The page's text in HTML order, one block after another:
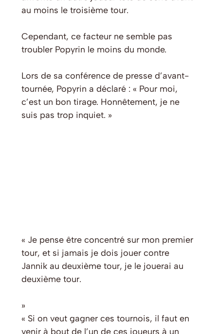
au moins le troisième tour.
Cependant, ce facteur ne semble pas
troubler Popyrin le moins du monde.
Lors de sa conférence de presse d’avant-
tournée, Popyrin a déclaré : « Pour moi,
c’est un bon tirage. Honnêtement, je ne
suis pas trop inquiet. »
« Je pense être concentré sur mon premier
tour, et si jamais je dois jouer contre
Jannik au deuxième tour, je le jouerai au
deuxième tour.
»
« Si on veut gagner ces tournois, il faut en
venir à bout de l’un de ces joueurs à un